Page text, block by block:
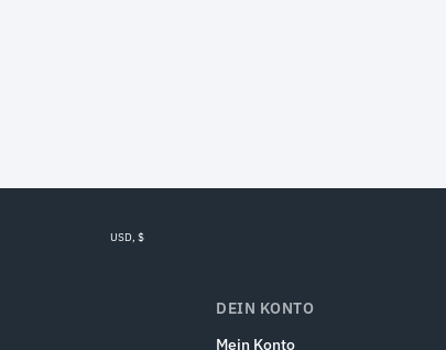
USD, $
DEIN KONTO
Mein Konto